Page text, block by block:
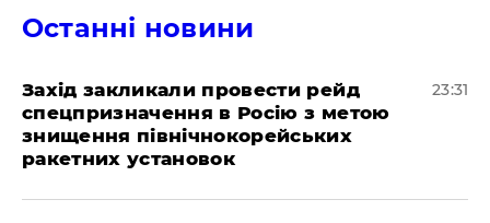
Останні новини
​Захід закликали провести рейд
спецпризначення в Росію з метою
знищення північнокорейських
ракетних установок
23:31